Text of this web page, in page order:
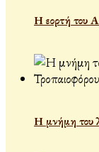
Η εορτή του
Η μνήμη του